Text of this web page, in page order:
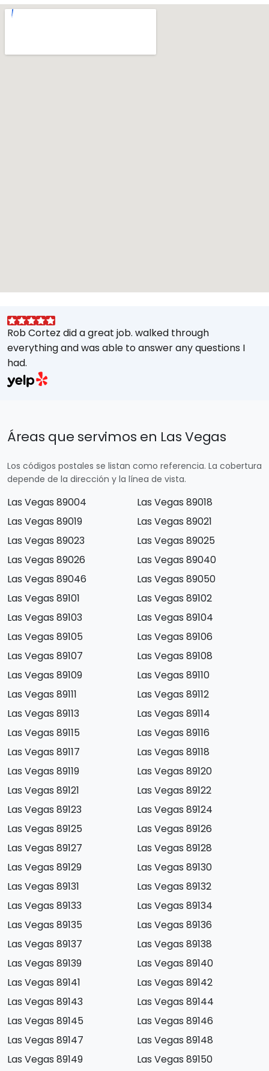
Rob Cortez did a great job. walked through
everything and was able to answer any questions I
had.
Áreas que servimos en Las Vegas
Los códigos postales se listan como referencia. La cobertura
depende de la dirección y la línea de vista.
Las Vegas 89004
Las Vegas 89018
Las Vegas 89019
Las Vegas 89021
Las Vegas 89023
Las Vegas 89025
Las Vegas 89026
Las Vegas 89040
Las Vegas 89046
Las Vegas 89050
Las Vegas 89101
Las Vegas 89102
Las Vegas 89103
Las Vegas 89104
Las Vegas 89105
Las Vegas 89106
Las Vegas 89107
Las Vegas 89108
Las Vegas 89109
Las Vegas 89110
Las Vegas 89111
Las Vegas 89112
Las Vegas 89113
Las Vegas 89114
Las Vegas 89115
Las Vegas 89116
Las Vegas 89117
Las Vegas 89118
Las Vegas 89119
Las Vegas 89120
Las Vegas 89121
Las Vegas 89122
Las Vegas 89123
Las Vegas 89124
Las Vegas 89125
Las Vegas 89126
Las Vegas 89127
Las Vegas 89128
Las Vegas 89129
Las Vegas 89130
Las Vegas 89131
Las Vegas 89132
Las Vegas 89133
Las Vegas 89134
Las Vegas 89135
Las Vegas 89136
Las Vegas 89137
Las Vegas 89138
Las Vegas 89139
Las Vegas 89140
Las Vegas 89141
Las Vegas 89142
Las Vegas 89143
Las Vegas 89144
Las Vegas 89145
Las Vegas 89146
Las Vegas 89147
Las Vegas 89148
Las Vegas 89149
Las Vegas 89150